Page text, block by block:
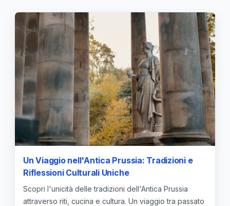
Un Viaggio nell'Antica Prussia: Tradizioni e
Riflessioni Culturali Uniche
Scopri l'unicità delle tradizioni dell'Antica Prussia
attraverso riti, cucina e cultura. Un viaggio tra passato